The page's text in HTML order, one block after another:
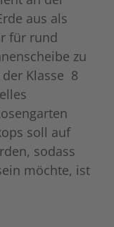
aus als
für rund
zu
Klasse 8
soll auf
sodass
möchte, ist